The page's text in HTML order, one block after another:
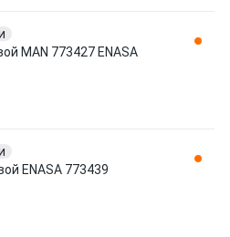
MAN 773427 ENASA
ENASA 773439